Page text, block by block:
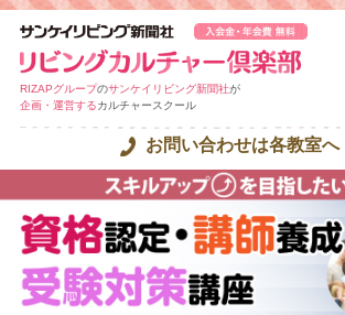
RIZAPグループのサンケイリビング新聞社が
企画・運営するカルチャースクール
お問い合わせは各教室へ